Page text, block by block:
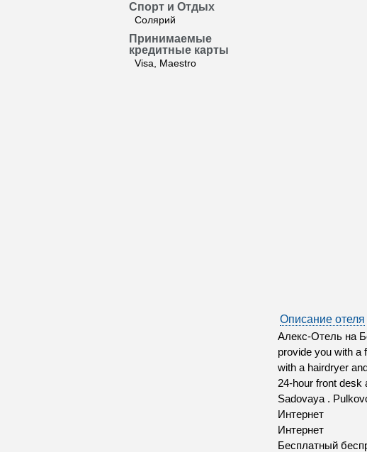
Спорт и Отдых
Солярий
Принимаемые
кредитные карты
Visa, Maestro
Описание отеля
Алекс-Отель на
provide you with a
with a hairdryer
24-hour front
Sadovaya .
Интернет
Интернет
Бесплатный